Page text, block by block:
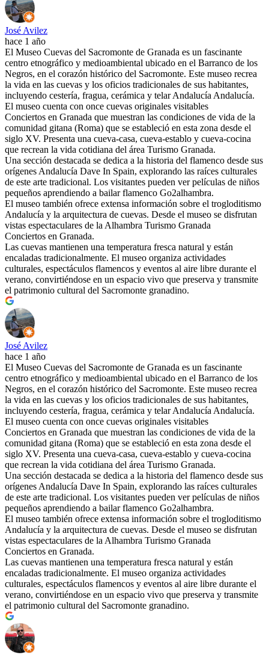
José Avilez
hace 1 año
El Museo Cuevas del Sacromonte de Granada es un fascinante
centro etnográfico y medioambiental ubicado en el Barranco de los
Negros, en el corazón histórico del Sacromonte. Este museo recrea
la vida en las cuevas y los oficios tradicionales de sus habitantes,
incluyendo cestería, fragua, cerámica y telar Andalucía Andalucía .
El museo cuenta con once cuevas originales visitables
Conciertos en Granada que muestran las condiciones de vida de la
comunidad gitana (Roma) que se estableció en esta zona desde el
siglo XV. Presenta una cueva-casa, cueva-establo y cueva-cocina
que recrean la vida cotidiana del área Turismo Granada .
Una sección destacada se dedica a la historia del flamenco desde sus
orígenes Andalucía Dave In Spain , explorando las raíces culturales
de este arte tradicional. Los visitantes pueden ver películas de niños
pequeños aprendiendo a bailar flamenco Go2alhambra .
El museo también ofrece extensa información sobre el trogloditismo
Andalucía y la arquitectura de cuevas. Desde el museo se disfrutan
vistas espectaculares de la Alhambra Turismo Granada
Conciertos en Granada .
Las cuevas mantienen una temperatura fresca natural y están
encaladas tradicionalmente. El museo organiza actividades
culturales, espectáculos flamencos y eventos al aire libre durante el
verano, convirtiéndose en un espacio vivo que preserva y transmite
el patrimonio cultural del Sacromonte granadino.
José Avilez
hace 1 año
El Museo Cuevas del Sacromonte de Granada es un fascinante
centro etnográfico y medioambiental ubicado en el Barranco de los
Negros, en el corazón histórico del Sacromonte. Este museo recrea
la vida en las cuevas y los oficios tradicionales de sus habitantes,
incluyendo cestería, fragua, cerámica y telar Andalucía Andalucía .
El museo cuenta con once cuevas originales visitables
Conciertos en Granada que muestran las condiciones de vida de la
comunidad gitana (Roma) que se estableció en esta zona desde el
siglo XV. Presenta una cueva-casa, cueva-establo y cueva-cocina
que recrean la vida cotidiana del área Turismo Granada .
Una sección destacada se dedica a la historia del flamenco desde sus
orígenes Andalucía Dave In Spain , explorando las raíces culturales
de este arte tradicional. Los visitantes pueden ver películas de niños
pequeños aprendiendo a bailar flamenco Go2alhambra .
El museo también ofrece extensa información sobre el trogloditismo
Andalucía y la arquitectura de cuevas. Desde el museo se disfrutan
vistas espectaculares de la Alhambra Turismo Granada
Conciertos en Granada .
Las cuevas mantienen una temperatura fresca natural y están
encaladas tradicionalmente. El museo organiza actividades
culturales, espectáculos flamencos y eventos al aire libre durante el
verano, convirtiéndose en un espacio vivo que preserva y transmite
el patrimonio cultural del Sacromonte granadino.